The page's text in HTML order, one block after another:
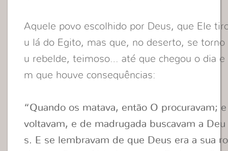
Aquele povo escolhido por Deus, que Ele
u lá do Egito, mas que, no deserto, se torno
u rebelde, teimoso… até que chegou o dia e
m que houve consequências:
“Quando os matava, então O procuravam; e
voltavam, e de madrugada buscavam a Deu
s. E se lembravam de que Deus era a sua ro